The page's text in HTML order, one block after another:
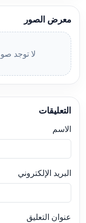
معرض الصور
لا توجد
التعليقات
الاسم
البريد الإلكتروني
عنوان التعليق